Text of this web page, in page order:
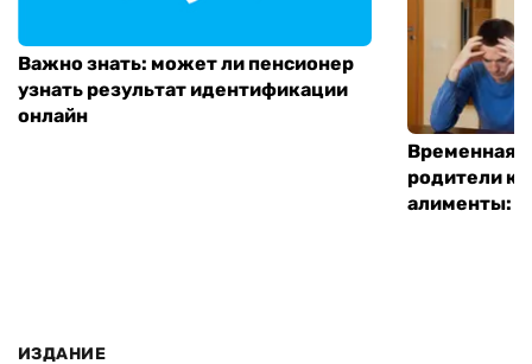
Важно знать: может ли пенсионер
узнать результат идентификации
онлайн
Временная
родители
алименты:
ИЗДАНИЕ